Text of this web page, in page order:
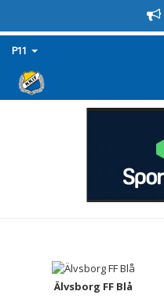
P11
BILDGALLERIÄlvsborg FF Blå